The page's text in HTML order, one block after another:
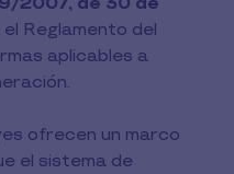
Reglamento del
aplicables a
ofrecen un marco
el sistema de